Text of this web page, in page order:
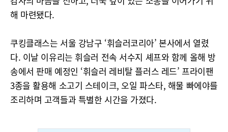
해 마련됐다.
쿠킹클래스는 서울 강남구 ‘휘슬러코리아’ 본사에서 열렸
다. 이날 이유리는 휘슬러 전속 서수지 셰프와 함께 올해 방
송에서 판매 예정인 ‘휘슬러 레비탈 플러스 레드’ 프라이팬
3종을 활용해 소고기 스테이크, 오일 파스타, 해물 빠에야를
조리하며 고객들과 특별한 시간을 가졌다.